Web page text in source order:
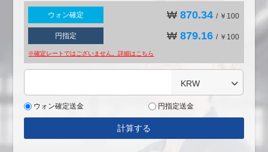
ウォン確定 ₩870.34 / ￥100
円指定 ₩879.16 / ￥100
※確定レートではございません。詳細は こちら
KRW
ウォン確定送金 円指定送金
計算する